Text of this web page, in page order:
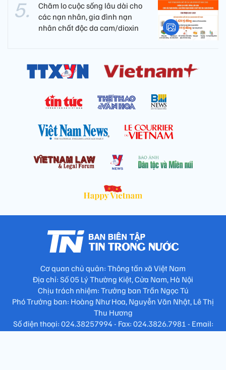
Chăm lo cuộc sống lâu dài cho
các nạn nhân, gia đình nạn
nhân chất độc da cam/dioxin
Cơ quan chủ quản: Thông tấn xã Việt Nam
Địa chỉ: Số 05 Lý Thường Kiệt, Cửa Nam, Hà Nội
Chịu trách nhiệm: Trưởng ban Trần Ngọc Tú
Phó Trưởng ban: Hoàng Như Hoa, Nguyễn Văn Nhật, Lê Thị
Thu Hương
Số điện thoại: 024.38257994 - Fax: 024.3826.7981 - Email: